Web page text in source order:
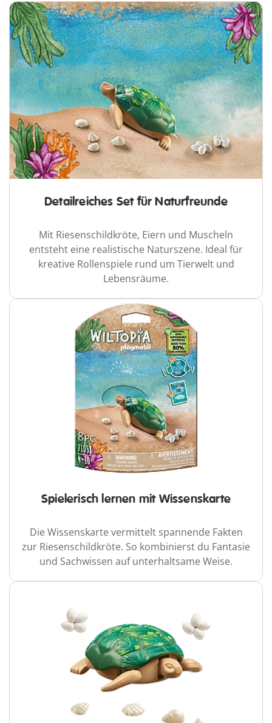
Detailreiches Set für Naturfreunde
Mit Riesenschildkröte, Eiern und Muscheln
entsteht eine realistische Naturszene. Ideal für
kreative Rollenspiele rund um Tierwelt und
Lebensräume.
Spielerisch lernen mit Wissenskarte
Die Wissenskarte vermittelt spannende Fakten
zur Riesenschildkröte. So kombinierst du Fantasie
und Sachwissen auf unterhaltsame Weise.